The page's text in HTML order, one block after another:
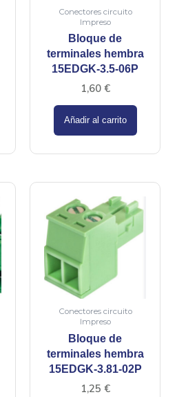
Conectores circuito
Impreso
Bloque de
terminales hembra
15EDGK-3.5-06P
1,60 €
Añadir al carrito
Conectores circuito
Impreso
Bloque de
terminales hembra
15EDGK-3.81-02P
1,25 €